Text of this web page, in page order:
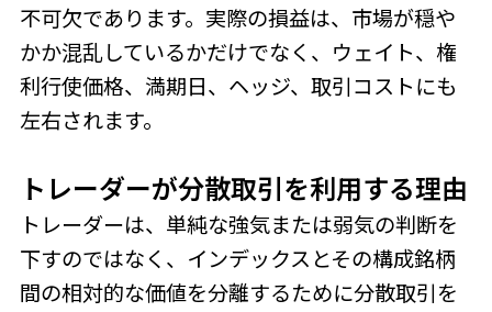
不可欠であります。実際の損益は、市場が穏や
かか混乱しているかだけでなく、ウェイト、権
利行使価格、満期日、ヘッジ、取引コストにも
左右されます。
トレーダーが分散取引を利用する理由
トレーダーは、単純な強気または弱気の判断を
下すのではなく、インデックスとその構成銘柄
間の相対的な価値を分離するために分散取引を